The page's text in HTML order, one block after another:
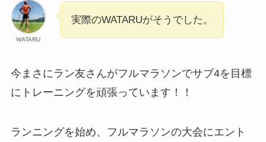
WATARU
実際のWATARUがそうでした。
今まさにラン友さんがフルマラソンでサブ4を目標
にトレーニングを頑張っています！！
ランニングを始め、フルマラソンの大会にエント